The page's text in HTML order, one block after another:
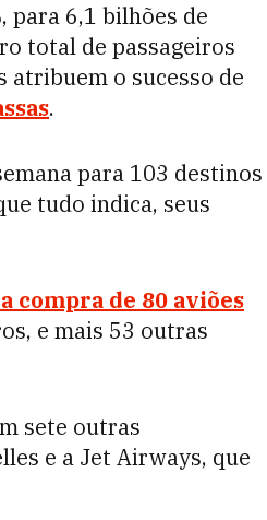
para 6,1 bilhões de
total de passageiros
atribuem o sucesso de
.
para 103 destinos
tudo indica, seus
compra de 80 aviões
e mais 53 outras
sete outras
e a Jet Airways, que